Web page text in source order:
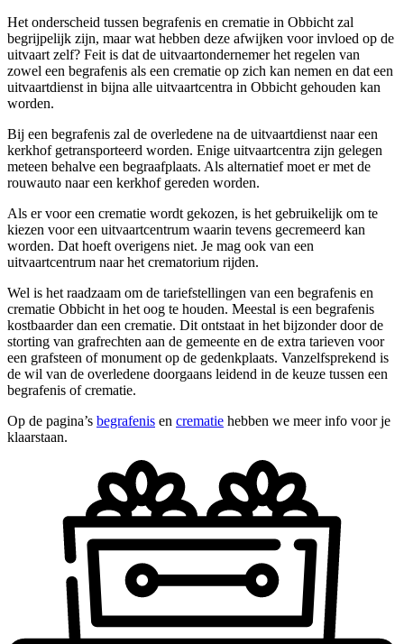
Het onderscheid tussen begrafenis en crematie in Obbicht zal
begrijpelijk zijn, maar wat hebben deze afwijken voor invloed op de
uitvaart zelf? Feit is dat de uitvaartondernemer het regelen van
zowel een begrafenis als een crematie op zich kan nemen en dat een
uitvaartdienst in bijna alle uitvaartcentra in Obbicht gehouden kan
worden.
Bij een begrafenis zal de overledene na de uitvaartdienst naar een
kerkhof getransporteerd worden. Enige uitvaartcentra zijn gelegen
meteen behalve een begraafplaats. Als alternatief moet er met de
rouwauto naar een kerkhof gereden worden.
Als er voor een crematie wordt gekozen, is het gebruikelijk om te
kiezen voor een uitvaartcentrum waarin tevens gecremeerd kan
worden. Dat hoeft overigens niet. Je mag ook van een
uitvaartcentrum naar het crematorium rijden.
Wel is het raadzaam om de tariefstellingen van een begrafenis en
crematie Obbicht in het oog te houden. Meestal is een begrafenis
kostbaarder dan een crematie. Dit ontstaat in het bijzonder door de
storting van grafrechten aan de gemeente en de extra tarieven voor
een grafsteen of monument op de gedenkplaats. Vanzelfsprekend is
de wil van de overledene doorgaans leidend in de keuze tussen een
begrafenis of crematie.
Op de pagina’s begrafenis en crematie hebben we meer info voor je
klaarstaan.